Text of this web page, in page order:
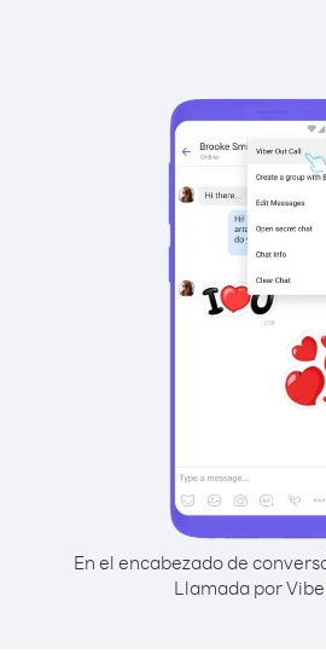
En el encabezado de
Llamada por